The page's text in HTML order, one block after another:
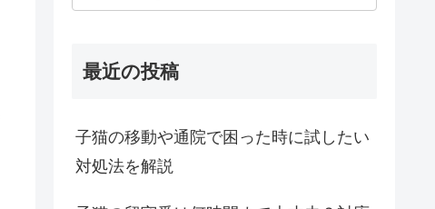
最近の投稿
子猫の移動や通院で困った時に試したい
対処法を解説